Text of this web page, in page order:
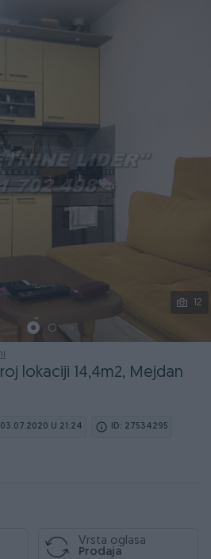
12
lokaciji 14,4m2, Mejdan
03.07.2020 U 21:24 ID: 27534295
Vrsta oglasa
Prodaja